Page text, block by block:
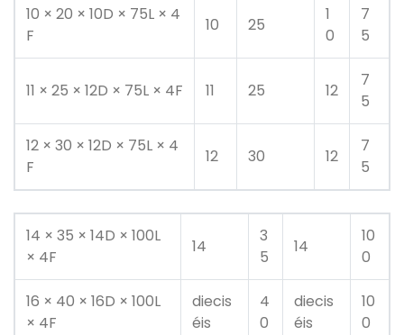
10 × 20 × 10D × 75L × 4
F
10 25
1
0
7
5
11 × 25 × 12D × 75L × 4F 11 25 12
7
5
12 × 30 × 12D × 75L × 4
F
12 30 12
7
5
14 × 35 × 14D × 100L
× 4F
14
3
5
14
10
0
16 × 40 × 16D × 100L
× 4F
diecis
éis
4
0
diecis
éis
10
0